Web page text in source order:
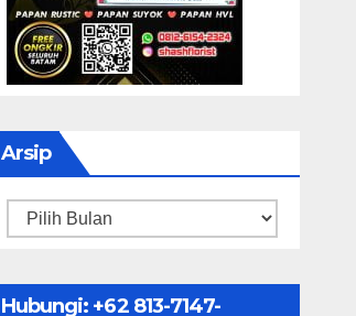
Arsip
Arsip
Hubungi: ‪+62 813-7147-